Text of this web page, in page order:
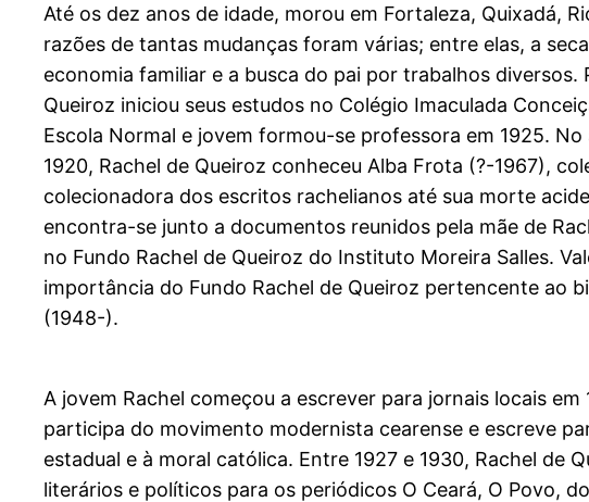
Até os dez anos de idade, morou em Fortaleza, Quixadá,
razões de tantas mudanças foram várias; entre elas, a
economia familiar e a busca do pai por trabalhos diversos.
Queiroz iniciou seus estudos no Colégio Imaculada
Escola Normal e jovem formou-se professora em 1925.
1920, Rachel de Queiroz conheceu Alba Frota (?-1967),
colecionadora dos escritos rachelianos até sua morte
encontra-se junto a documentos reunidos pela mãe de
no Fundo Rachel de Queiroz do Instituto Moreira Salles.
importância do Fundo Rachel de Queiroz pertencente ao
(1948-).
A jovem Rachel começou a escrever para jornais locais em
participa do movimento modernista cearense e escreve
estadual e à moral católica. Entre 1927 e 1930, Rachel de
literários e políticos para os periódicos O Ceará, O Povo,